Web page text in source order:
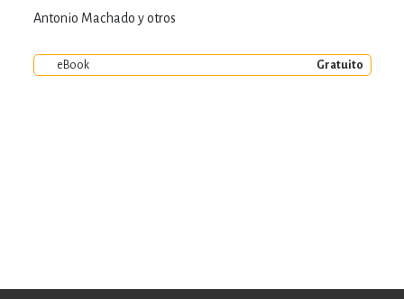
Antonio Machado y otros
eBook Gratuito